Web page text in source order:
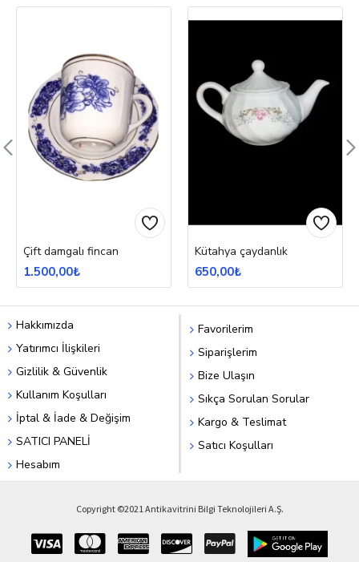
Çift damgalı fincan
1.500,00₺
Kütahya çaydanlık
650,00₺
Hakkımızda
Yatırımcı İlişkileri
Gizlilik & Güvenlik
Kullanım Koşulları
İptal & İade & Değişim
SATICI PANELİ
Hesabım
Favorilerim
Siparişlerim
Bize Ulaşın
Sıkça Sorulan Sorular
Kargo & Teslimat
Satıcı Koşulları
Copyright ©2021 Antikavitrini Bilgi Teknolojileri A.Ş.